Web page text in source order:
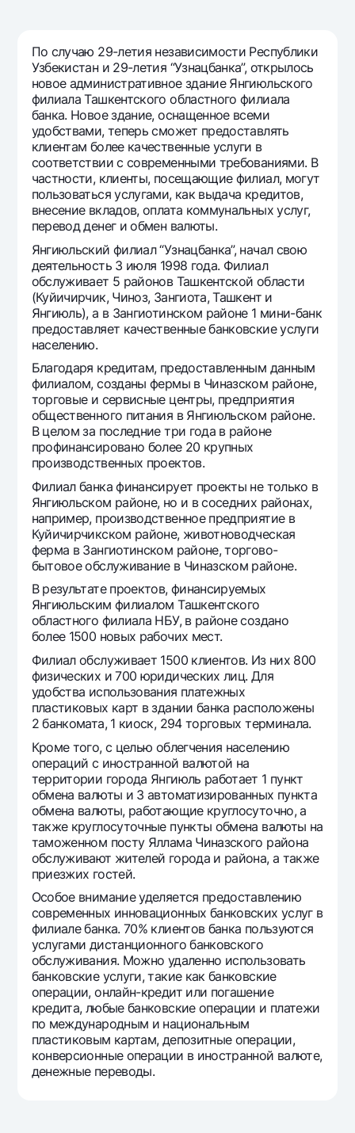
Для всех
До востребования
Евро
Возможно все
До востребования USD
Для всех USD
Золотой депозит
Золотые слитки от НБУ
Серебряный депозит
Карты
Бесплатные
Премиальные
UzCard/HUMO
Visa
Visa FIFA
Mastercard
Зарплатные
Garmin pay
Денежные переводы
Курсы валют
Эскроу-cчёт
Тарифы
Акции
Мобильное приложение Milliy
Часто задаваемые вопросы
Ищите по сайту
Найти
Полезные ссылки
Часто задаваемые вопросы
Пресс-центр
Офисы и банкоматы
Согласие на обработку персональных данных
Следите за нами в соцсетях
Контакт-центр
+998 78 148-00-10 1344
По случаю 29-летия независимости Республики
Узбекистан и 29-летия “Узнацбанка”, открылось
новое административное здание Янгиюльского
филиала Ташкентского областного филиала
банка. Новое здание, оснащенное всеми
удобствами, теперь сможет предоставлять
клиентам более качественные услуги в
соответствии с современными требованиями. В
частности, клиенты, посещающие филиал, могут
пользоваться услугами, как выдача кредитов,
внесение вкладов, оплата коммунальных услуг,
перевод денег и обмен валюты.
Янгиюльский филиал “Узнацбанка”, начал свою
деятельность 3 июля 1998 года. Филиал
обслуживает 5 районов Ташкентской области
(Куйичирчик, Чиноз, Зангиота, Ташкент и
Янгиюль), а в Зангиотинском районе 1 мини-банк
предоставляет качественные банковские услуги
населению.
Благодаря кредитам, предоставленным данным
филиалом, созданы фермы в Чиназском районе,
торговые и сервисные центры, предприятия
общественного питания в Янгиюльском районе.
В целом за последние три года в районе
профинансировано более 20 крупных
производственных проектов.
Филиал банка финансирует проекты не только в
Янгиюльском районе, но и в соседних районах,
например, производственное предприятие в
Куйичирчикском районе, животноводческая
ферма в Зангиотинском районе, торгово-
бытовое обслуживание в Чиназском районе.
В результате проектов, финансируемых
Янгиюльским филиалом Ташкентского
областного филиала НБУ, в районе создано
более 1500 новых рабочих мест.
Филиал обслуживает 1500 клиентов. Из них 800
физических и 700 юридических лиц. Для
удобства использования платежных
пластиковых карт в здании банка расположены
2 банкомата, 1 киоск, 294 торговых терминала.
Кроме того, с целью облегчения населению
операций с иностранной валютой на
территории города Янгиюль работает 1 пункт
обмена валюты и 3 автоматизированных пункта
обмена валюты, работающие круглосуточно, а
также круглосуточные пункты обмена валюты на
таможенном посту Яллама Чиназского района
обслуживают жителей города и района, а также
приезжих гостей.
Особое внимание уделяется предоставлению
современных инновационных банковских услуг в
филиале банка. 70% клиентов банка пользуются
услугами дистанционного банковского
обслуживания. Можно удаленно использовать
банковские услуги, такие как банковские
операции, онлайн-кредит или погашение
кредита, любые банковские операции и платежи
по международным и национальным
пластиковым картам, депозитные операции,
конверсионные операции в иностранной валюте,
денежные переводы.